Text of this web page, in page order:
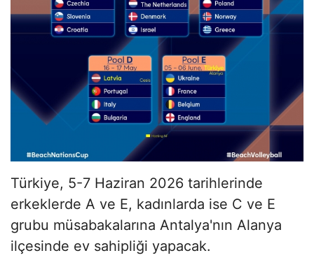
Türkiye, 5-7 Haziran 2026 tarihlerinde
erkeklerde A ve E, kadınlarda ise C ve E
grubu müsabakalarına Antalya'nın Alanya
ilçesinde ev sahipliği yapacak.